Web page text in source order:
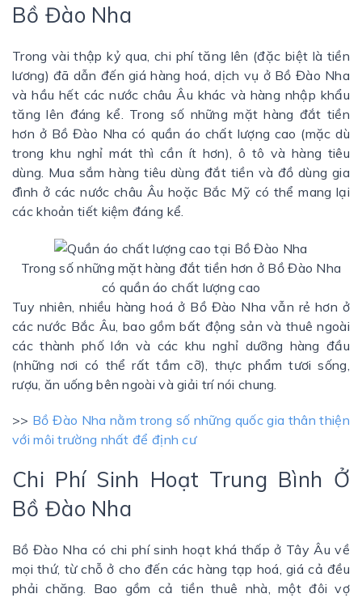
Bồ Đào Nha
Trong vài thập kỷ qua, chi phí tăng lên (đặc biệt là tiền
lương) đã dẫn đến giá hàng hoá, dịch vụ ở Bồ Đào Nha
và hầu hết các nước châu Âu khác và hàng nhập khẩu
tăng lên đáng kể. Trong số những mặt hàng đắt tiền
hơn ở Bồ Đào Nha có quần áo chất lượng cao (mặc dù
trong khu nghỉ mát thì cần ít hơn), ô tô và hàng tiêu
dùng. Mua sắm hàng tiêu dùng đắt tiền và đồ dùng gia
đình ở các nước châu Âu hoặc Bắc Mỹ có thể mang lại
các khoản tiết kiệm đáng kể.
Trong số những mặt hàng đắt tiền hơn ở Bồ Đào Nha
có quần áo chất lượng cao
Tuy nhiên, nhiều hàng hoá ở Bồ Đào Nha vẫn rẻ hơn ở
các nước Bắc Âu, bao gồm bất động sản và thuê ngoài
các thành phố lớn và các khu nghỉ dưỡng hàng đầu
(những nơi có thể rất tầm cỡ), thực phẩm tươi sống,
rượu, ăn uống bên ngoài và giải trí nói chung.
>> Bồ Đào Nha nằm trong số những quốc gia thân thiện
với môi trường nhất để định cư
Chi Phí Sinh Hoạt Trung Bình Ở
Bồ Đào Nha
Bồ Đào Nha có chi phí sinh hoạt khá thấp ở Tây Âu về
mọi thứ, từ chỗ ở cho đến các hàng tạp hoá, giá cả đều
phải chăng. Bao gồm cả tiền thuê nhà, một đôi vợ